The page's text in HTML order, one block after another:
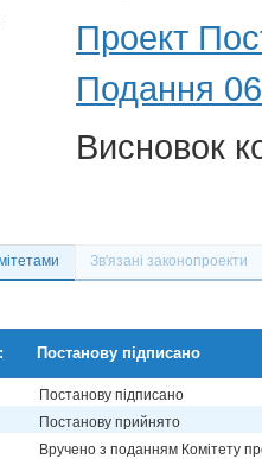
Проект
Подання
Висновок
Зв'язані законопроекти
Постанову підписано
Постанову підписано
Постанову прийнято
Вручено з поданням Комітету